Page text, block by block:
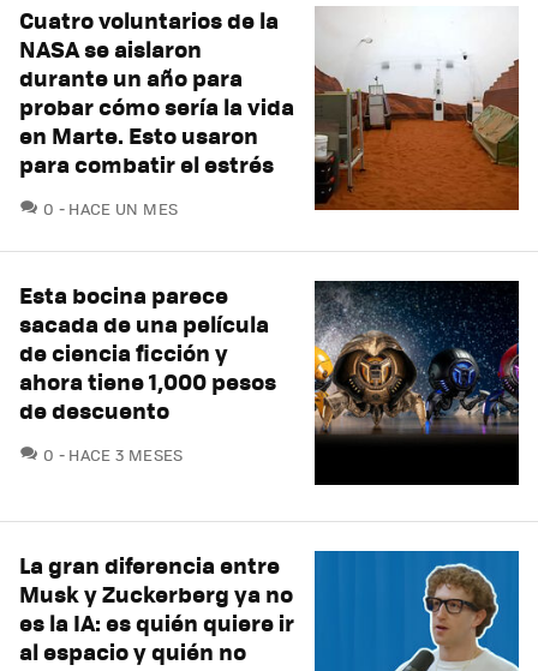
Cuatro voluntarios de la
NASA se aislaron
durante un año para
probar cómo sería la vida
en Marte. Esto usaron
para combatir el estrés
0 COMENTARIOS
HACE UN MES
Esta bocina parece
sacada de una película
de ciencia ficción y
ahora tiene 1,000 pesos
de descuento
0 COMENTARIOS
HACE 3 MESES
La gran diferencia entre
Musk y Zuckerberg ya no
es la IA: es quién quiere ir
al espacio y quién no